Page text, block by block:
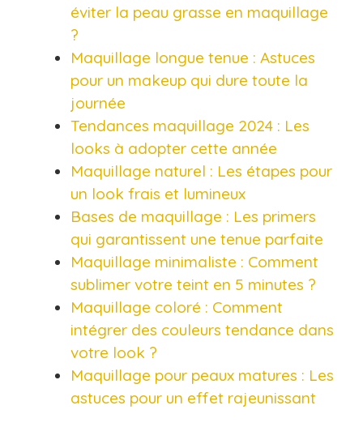
éviter la peau grasse en maquillage
?
Maquillage longue tenue : Astuces
pour un makeup qui dure toute la
journée
Tendances maquillage 2024 : Les
looks à adopter cette année
Maquillage naturel : Les étapes pour
un look frais et lumineux
Bases de maquillage : Les primers
qui garantissent une tenue parfaite
Maquillage minimaliste : Comment
sublimer votre teint en 5 minutes ?
Maquillage coloré : Comment
intégrer des couleurs tendance dans
votre look ?
Maquillage pour peaux matures : Les
astuces pour un effet rajeunissant